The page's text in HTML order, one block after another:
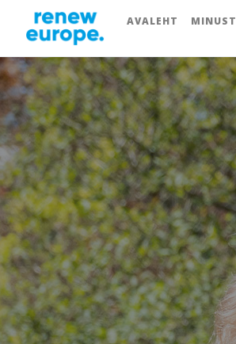
AVALEHT MINUST